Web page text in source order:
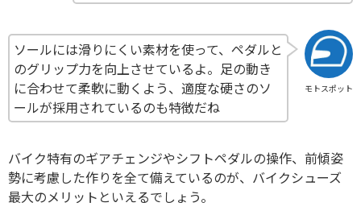
モトスポット
ソールには滑りにくい素材を使って、ペダルと
のグリップ力を向上させているよ。足の動き
に合わせて柔軟に動くよう、適度な硬さのソ
ールが採用されているのも特徴だね
バイク特有のギアチェンジやシフトペダルの操作、前傾姿
勢に考慮した作りを全て備えているのが、バイクシューズ
最大のメリットといえるでしょう。